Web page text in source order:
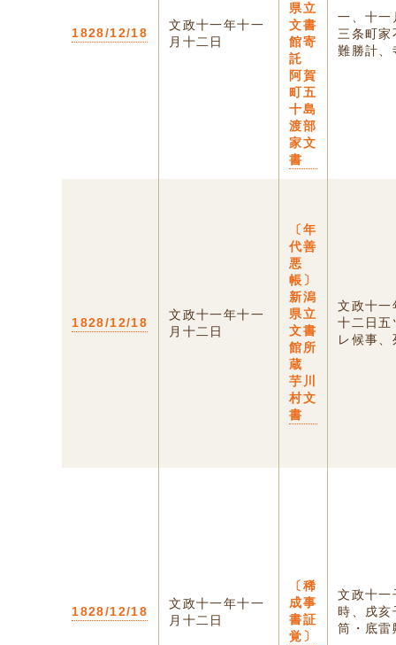
1828/12/18
文政十一年十一
月十二日
県立
文書
館寄
託
阿賀
町五
十島
渡部
家文
書
一、十一
三条町家
難勝計
1828/12/18
文政十一年十一
月十二日
〔年
代善
悪
帳〕
新潟
県立
文書
館所
蔵
芋川
村文
書
文政十一
十二日五
レ候事
1828/12/18
文政十一年十一
月十二日
〔稀
成事
書証
覚〕
文政十一
時、戌亥
筒・底